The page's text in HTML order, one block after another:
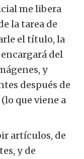
me libera
la tarea de
el título, la
del
y
después de
que viene a
artículos, de
y de